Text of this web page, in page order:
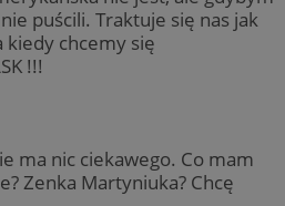
puścili. Traktuje się nas jak
kiedy chcemy się
!!!
ma nic ciekawego. Co mam
Zenka Martyniuka? Chcę